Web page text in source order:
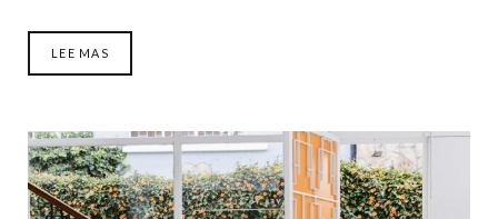
LEE MAS